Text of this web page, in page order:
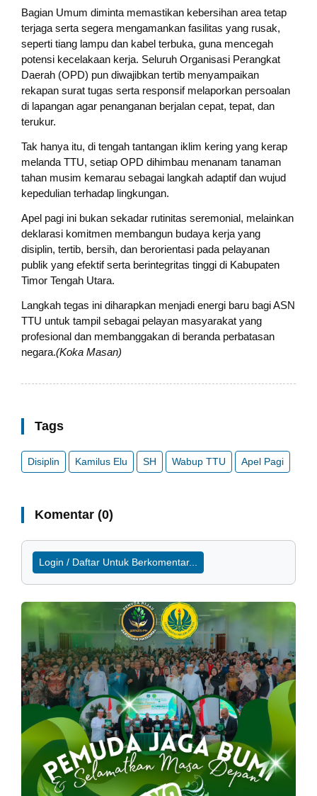
Bagian Umum diminta memastikan kebersihan area tetap
terjaga serta segera mengamankan fasilitas yang rusak,
seperti tiang lampu dan kabel terbuka, guna mencegah
potensi kecelakaan kerja. Seluruh Organisasi Perangkat
Daerah (OPD) pun diwajibkan tertib menyampaikan
rekapan surat tugas serta responsif melaporkan persoalan
di lapangan agar penanganan berjalan cepat, tepat, dan
terukur.
Tak hanya itu, di tengah tantangan iklim kering yang kerap
melanda TTU, setiap OPD dihimbau menanam tanaman
tahan musim kemarau sebagai langkah adaptif dan wujud
kepedulian terhadap lingkungan.
Apel pagi ini bukan sekadar rutinitas seremonial, melainkan
deklarasi komitmen membangun budaya kerja yang
disiplin, tertib, bersih, dan berorientasi pada pelayanan
publik yang efektif serta berintegritas tinggi di Kabupaten
Timor Tengah Utara.
Langkah tegas ini diharapkan menjadi energi baru bagi ASN
TTU untuk tampil sebagai pelayan masyarakat yang
profesional dan membanggakan di beranda perbatasan
negara.(Koka Masan)
Tags
Disiplin Kamilus Elu SH Wabup TTU Apel Pagi
Komentar (0)
Login / Daftar Untuk Berkomentar...